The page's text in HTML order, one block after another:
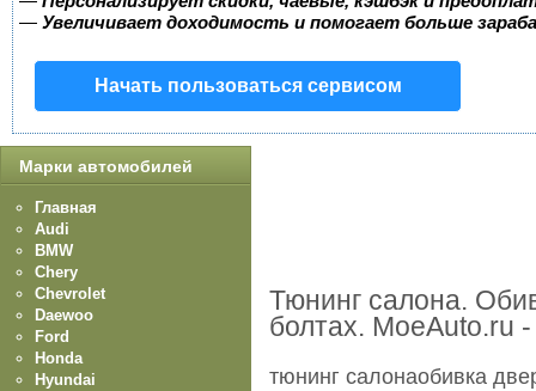
— Увеличивает доходимость и помогает больше
Начать пользоваться сервисом
Тюнинг салона.
болтах. MoeAuto.ru
тюнинг салонаобивка
Марки автомобилей
Главная
Audi
BMW
Chery
Chevrolet
Daewoo
Ford
Honda
Hyundai